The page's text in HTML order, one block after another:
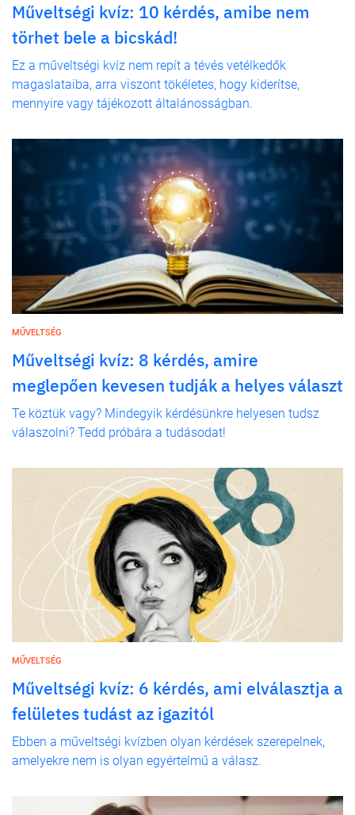
Műveltségi kvíz: 10 kérdés, amibe nem
törhet bele a bicskád!
Ez a műveltségi kvíz nem repít a tévés vetélkedők
magaslataiba, arra viszont tökéletes, hogy kiderítse,
mennyire vagy tájékozott általánosságban.
MŰVELTSÉG
Műveltségi kvíz: 8 kérdés, amire
meglepően kevesen tudják a helyes választ
Te köztük vagy? Mindegyik kérdésünkre helyesen tudsz
válaszolni? Tedd próbára a tudásodat!
MŰVELTSÉG
Műveltségi kvíz: 6 kérdés, ami elválasztja a
felületes tudást az igazitól
Ebben a műveltségi kvízben olyan kérdések szerepelnek,
amelyekre nem is olyan egyértelmű a válasz.